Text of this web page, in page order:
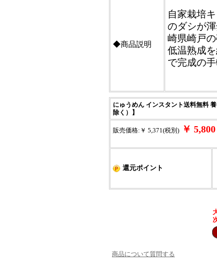
◆商品説明
自家栽培
のダシが
崎県崎戸
低温熟成
で完成の
にゅうめん インスタント送料無料
除く）】
販売価格:￥ 5,371(税別) ￥
還元ポイント
商品について質問する